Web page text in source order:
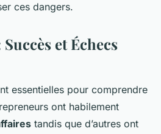
ces dangers.
et Échecs
essentielles pour comprendre
ont habilement
tandis que d’autres ont